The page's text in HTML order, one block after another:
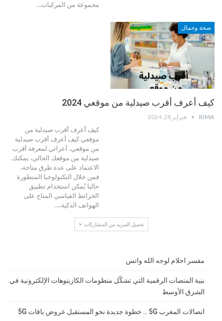
مجموعة من المركبات…
صحة وجمال
كيف أعرف أقرب صيدلية من موقعي 2024
RIMA فبراير 28, 2024
كيف أعرف أقرب صيدلية من
موقعي كيف أعرف أقرب صيدلية
من موقعي، أعزائي لمعرفة أقرب
صيدلية من موقعك الحالي، يمكنك
الاعتماد على عدة طرق متاحة،
فمن خلال التكنولوجيا المتطورة
حاليا يُمكن استخدام تطبيق
الخرائط القياسي المتاح على
الهواتف الذكية،…
تحميل المزيد من المشاركات
مفسر احلام لوجه الله واتس
بنية المنصات الرقمية التي تشكّل منظومات الكازينوهات الإلكترونية في
الشرق الأوسط
اتصالات المغرب 5G .. خطوة جديدة نحو المستقبل عروض باقات 5G